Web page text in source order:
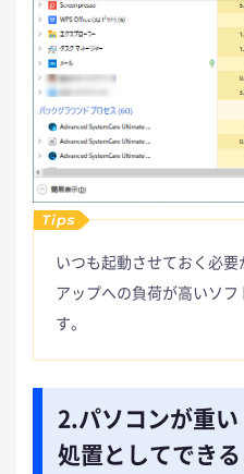
いつも起動させておく必
アップへの負荷が高いソ
す。
2.パソコンが重
処置としてでき